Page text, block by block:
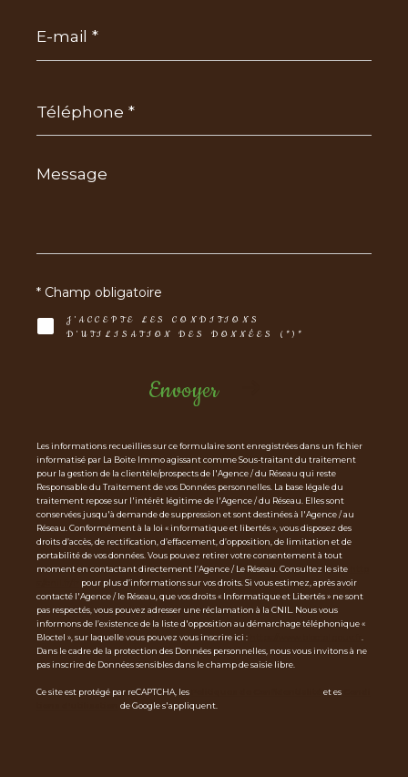
mail
*
Message
*
J'ACCEPTE LES CONDITIONS
D'UTILISATION DES DONNÉES (*)*
* Champ obligatoire
Envoyer
Les informations recueillies sur ce formulaire sont enregistrées dans un fichier
informatisé par La Boite Immo agissant comme Sous-traitant du traitement
pour la gestion de la clientèle/prospects de l'Agence / du Réseau qui reste
Responsable du Traitement de vos Données personnelles. La base légale du
traitement repose sur l'intérêt légitime de l'Agence / du Réseau. Elles sont
conservées jusqu'à demande de suppression et sont destinées à l'Agence / au
Réseau. Conformément à la loi « informatique et libertés », vous disposez des
droits d’accès, de rectification, d’effacement, d’opposition, de limitation et de
portabilité de vos données. Vous pouvez retirer votre consentement à tout
moment en contactant directement l’Agence / Le Réseau. Consultez le site
pour plus d’informations sur vos droits. Si vous estimez, après avoir
contacté l'Agence / le Réseau, que vos droits « Informatique et Libertés » ne sont
pas respectés, vous pouvez adresser une réclamation à la CNIL. Nous vous
informons de l’existence de la liste d'opposition au démarchage téléphonique «
Bloctel », sur laquelle vous pouvez vous inscrire ici :
Dans le cadre de la protection des Données personnelles, nous vous invitons à ne
pas inscrire de Données sensibles dans le champ de saisie libre.
Ce site est protégé par reCAPTCHA, les et es
de Google s'appliquent.